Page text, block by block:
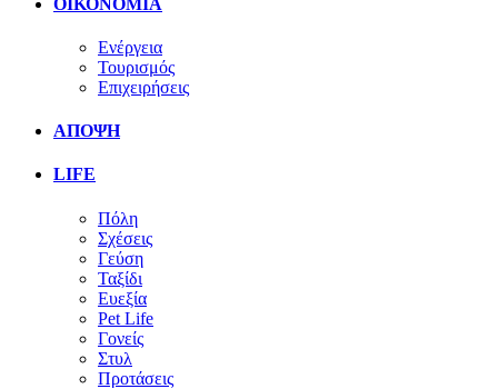
Ενέργεια
Τουρισμός
Επιχειρήσεις
ΑΠΟΨΗ
LIFE
Πόλη
Σχέσεις
Γεύση
Ταξίδι
Ευεξία
Pet Life
Γονείς
Στυλ
Προτάσεις